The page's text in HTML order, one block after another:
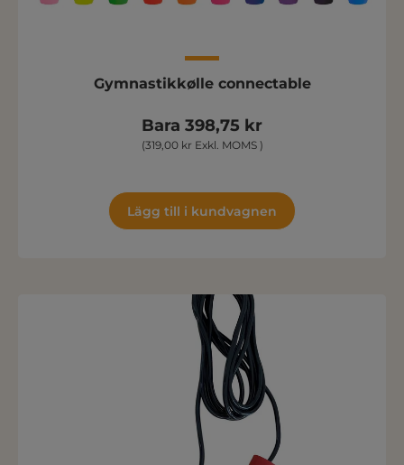
Gymnastikkølle connectable
Bara 398,75 kr
(319,00 kr Exkl. MOMS )
Lägg till i kundvagnen